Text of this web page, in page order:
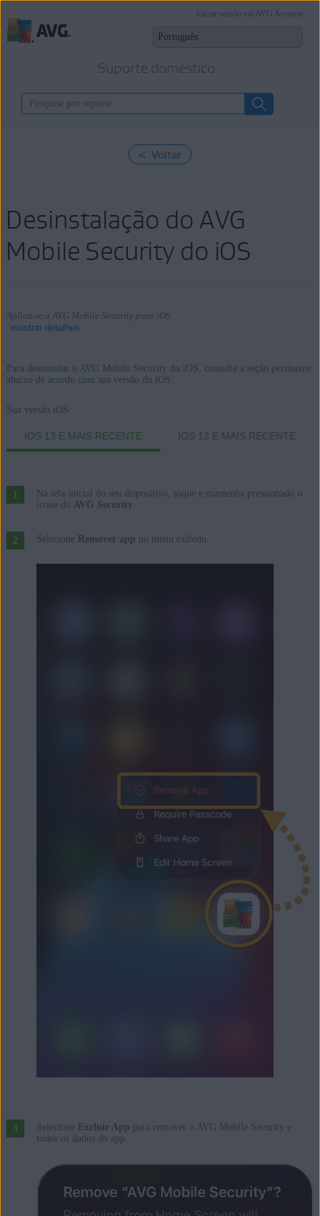
Suporte doméstico
Iniciar sessão em AVG Account
< Voltar
Desinstalação do AVG
Mobile Security do iOS
Aplica-se a AVG Mobile Security para iOS
mostrar detalhes
Sistemas operacionais:
Para desinstalar o AVG Mobile Security do iOS, consulte a seção pertinente
abaixo de acordo com sua versão do iOS:
Sua versão iOS:
IOS 13 E MAIS RECENTE IOS 12 E MAIS RECENTE
Na tela inicial do seu dispositivo, toque e mantenha pressionado o
ícone do AVG Security.
Selecione Remover app no menu exibido.
Selecione Excluir App para remover o AVG Mobile Security e
todos os dados do app.